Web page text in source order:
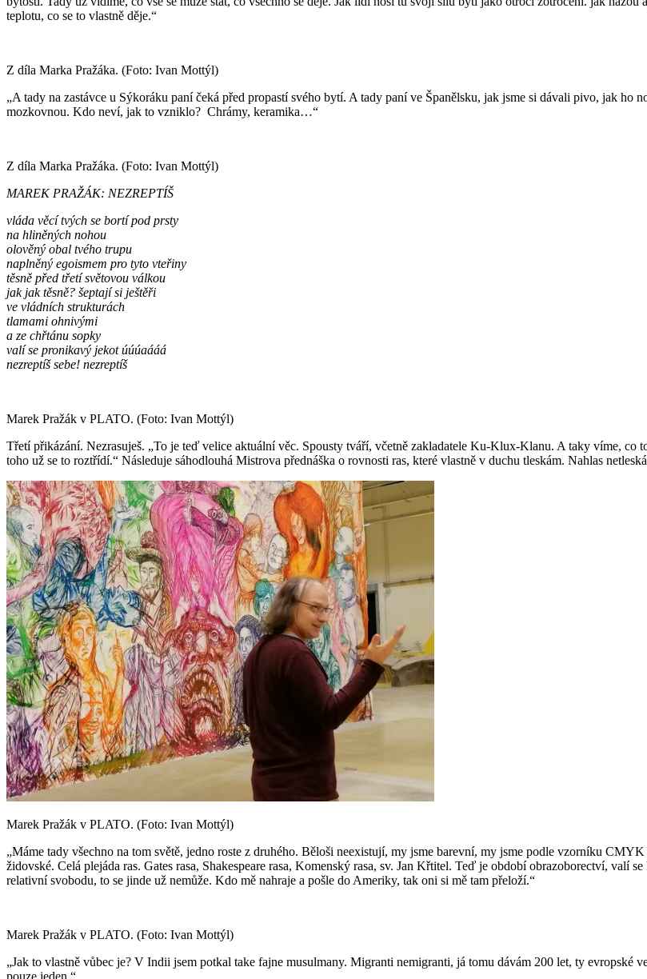
teplotu, co se to vlastně děje.“
Z díla Marka Pražáka. (Foto: Ivan Mottýl)
„A tady na zastávce u Sýkoráku paní čeká před propastí svého bytí. A tady paní ve Španělsku, jak jsme si dávali pivo, jak
mozkovnou. Kdo neví, jak to vzniklo? Chrámy, keramika…“
Z díla Marka Pražáka. (Foto: Ivan Mottýl)
MAREK PRAŽÁK: NEZREPTÍŠ
vláda věcí tvých se bortí pod prsty
na hliněných nohou
olověný obal tvého trupu
naplněný egoismem pro tyto vteřiny
těsně před třetí světovou válkou
jak jak těsně? šeptají si ještěři
ve vládních strukturách
tlamami ohnivými
a ze chřtánu sopky
valí se pronikavý jekot úúúaááá
nezreptíš sebe! nezreptíš
Marek Pražák v PLATO. (Foto: Ivan Mottýl)
Třetí přikázání. Nezrasuješ. „To je teď velice aktuální věc. Spousty tváří, včetně zakladatele Ku-Klux-Klanu. A taky víme, co
toho už se to roztřídí.“ Následuje sáhodlouhá Mistrova přednáška o rovnosti ras, které vlastně v duchu tleskám. Nahlas
Marek Pražák v PLATO. (Foto: Ivan Mottýl)
„Máme tady všechno na tom světě, jedno roste z druhého. Běloši neexistují, my jsme barevní, my jsme podle vzorníku
židovské. Celá plejáda ras. Gates rasa, Shakespeare rasa, Komenský rasa, sv. Jan Křtitel. Teď je období obrazoborectví, valí
relativní svobodu, to se jinde už nemůže. Kdo mě nahraje a pošle do Ameriky, tak oni si mě tam přeloží.“
Marek Pražák v PLATO. (Foto: Ivan Mottýl)
„Jak to vlastně vůbec je? V Indii jsem potkal take fajne musulmany. Migranti nemigranti, já tomu dávám 200 let, ty evropské
pouze jeden.“